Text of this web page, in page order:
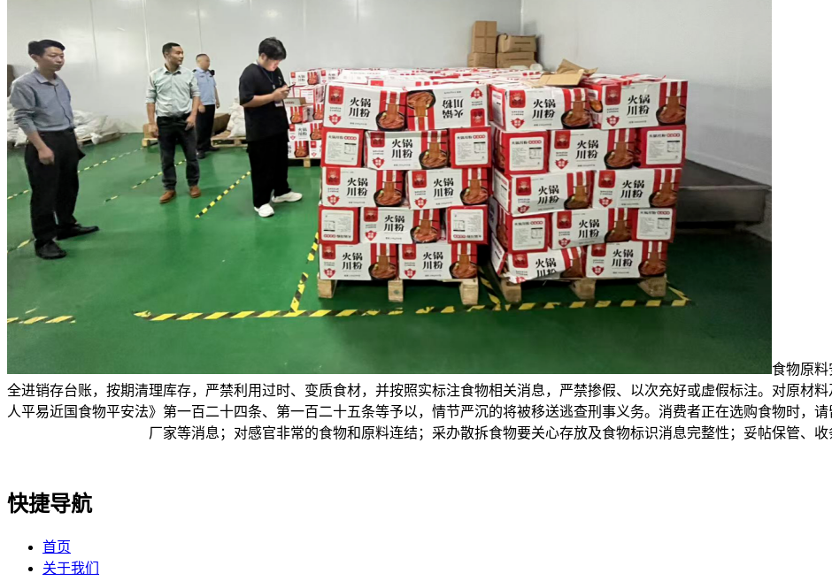
食物原料
全进销存台账，按期清理库存，严禁利用过时、变质食材，并按照实标注食物相关消息，严禁掺假、以次充好或虚假标注。对原材
人平易近国食物平安法》第一百二十四条、第一百二十五条等予以，情节严沉的将被移送逃查刑事义务。消费者正在选购食物时，
厂家等消息；对感官非常的食物和原料连结；采办散拆食物要关心存放及食物标识消息完整性；妥帖保管、收
快捷导航
首页
关于我们